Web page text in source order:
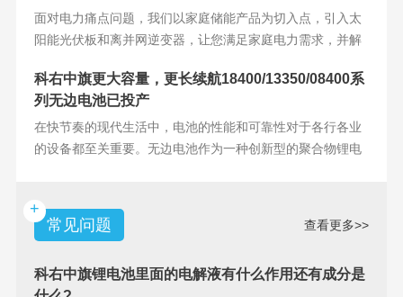
面对电力痛点问题，我们以家庭储能产品为切入点，引入太
阳能光伏板和离并网逆变器，让您满足家庭电力需求，并解
科右中旗更大容量，更长续航18400/13350/08400系
列无边电池已投产
在快节奏的现代生活中，电池的性能和可靠性对于各行各业
的设备都至关重要。无边电池作为一种创新型的聚合物锂电
+
常见问题
查看更多>>
科右中旗锂电池里面的电解液有什么作用还有成分是